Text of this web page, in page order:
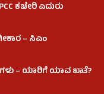
ಕಚೇರಿ ಎದುರು
– ಸಿಎಂ
– ಯಾರಿಗೆ ಯಾವ ಖಾತೆ?